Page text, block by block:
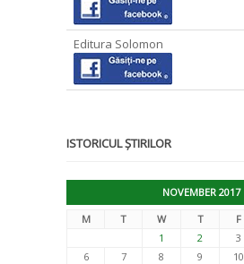
Editura Solomon
ISTORICUL ȘTIRILOR
NOVEMBER 2017
M
T W T F
1
2 3
6
7 8 9 10